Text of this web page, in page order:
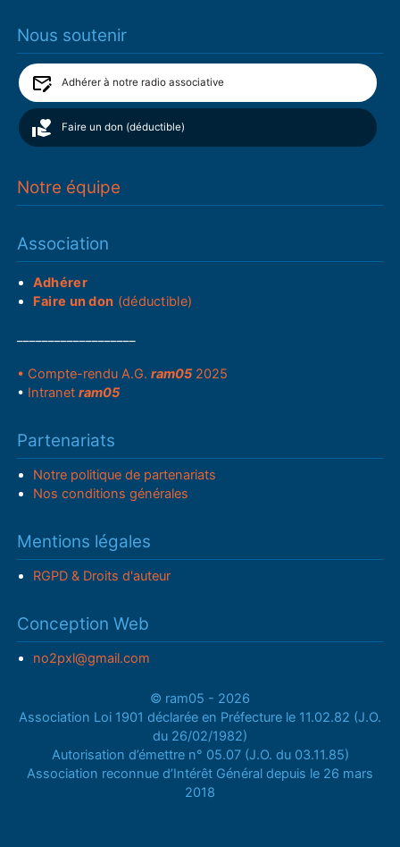
Nous soutenir
Adhérer à notre radio associative
Faire un don (déductible)
Notre équipe
Association
Adhérer
Faire un don (déductible)
• Compte-rendu A.G.ram05 2025
• Intranetram05
Partenariats
Notre politique de partenariats
Nos conditions générales
Mentions légales
RGPD & Droits d'auteur
Conception Web
no2pxl@gmail.com
© ram05 - 2026
Association Loi 1901 déclarée en Préfecture le 11.02.82 (J.O.
du 26/02/1982)
Autorisation d’émettre n° 05.07 (J.O. du 03.11.85)
Association reconnue d’Intérêt Général depuis le 26 mars
2018